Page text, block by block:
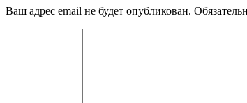
Ваш адрес email не будет опубликован.